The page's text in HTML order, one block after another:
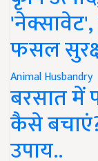
'नेक्सावेट',
फसल
Animal Husbandry
बरसात में
कैसे
उपाय..